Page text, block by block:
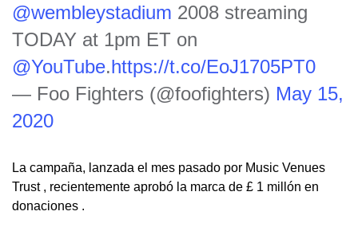
@wembleystadium 2008 streaming
TODAY at 1pm ET on
@YouTube.https://t.co/EoJ1705PT0
— Foo Fighters (@foofighters) May 15,
2020
La campaña, lanzada el mes pasado por Music Venues
Trust , recientemente aprobó la marca de £ 1 millón en
donaciones .